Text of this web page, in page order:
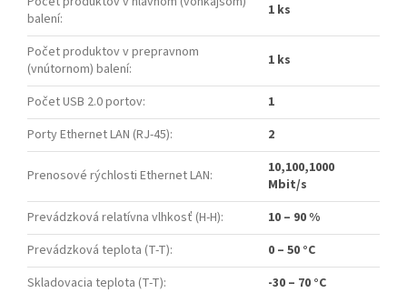
balení: 1 ks
Počet produktov v prepravnom
(vnútornom) balení: 1 ks
Počet USB 2.0 portov:
1
Porty Ethernet LAN (RJ-45): 2
Prenosové rýchlosti Ethernet LAN:
10,100,1000
Mbit/s
Prevádzková relatívna vlhkosť (H-H):
10 – 90 %
Prevádzková teplota (T-T):
0 – 50 °C
Skladovacia teplota (T-T):
-30 – 70 °C